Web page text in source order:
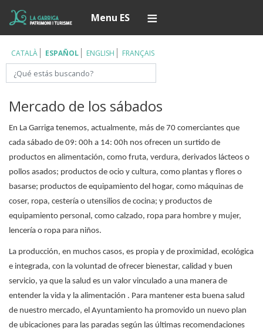
contenido
principal
Menu ES
CATALÀ ESPAÑOL ENGLISH FRANÇAIS
Buscar
Mercado de los sábados
En La Garriga tenemos, actualmente, más de 70 comerciantes que
cada sábado de 09: 00h a 14: 00h nos ofrecen un surtido de
productos en alimentación, como fruta, verdura, derivados lácteos o
pollos asados; productos de ocio y cultura, como plantas y flores o
basarse; productos de equipamiento del hogar, como máquinas de
coser, ropa, cestería o utensilios de cocina; y productos de
equipamiento personal, como calzado, ropa para hombre y mujer,
lencería o ropa para niños.
La producción, en muchos casos, es propia y de proximidad, ecológica
e integrada, con la voluntad de ofrecer bienestar, calidad y buen
servicio, ya que la salud es un valor vinculado a una manera de
entender la vida y la alimentación . Para mantener esta buena salud
de nuestro mercado, el Ayuntamiento ha promovido un nuevo plan
de ubicaciones para las paradas según las últimas recomendaciones